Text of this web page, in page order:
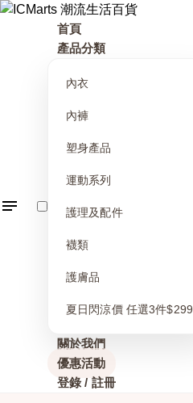
首頁
產品分類
內衣
內褲
塑身產品
運動系列
護理及配件
襪類
護膚品
夏日閃涼價 任選3件$299
關於我們
優惠活動
登錄 / 註冊